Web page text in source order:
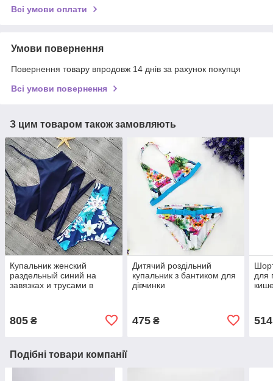
Всі умови оплати
Умови повернення
Повернення товару впродовж 14 днів за рахунок покупця
Всі умови повернення
З цим товаром також замовляють
Купальник женский
раздельный синий на
завязках и трусами в
805 ₴
Дитячий роздільний
купальник з бантиком для
дівчинки
475₴
для
514
Подібні товари компанії